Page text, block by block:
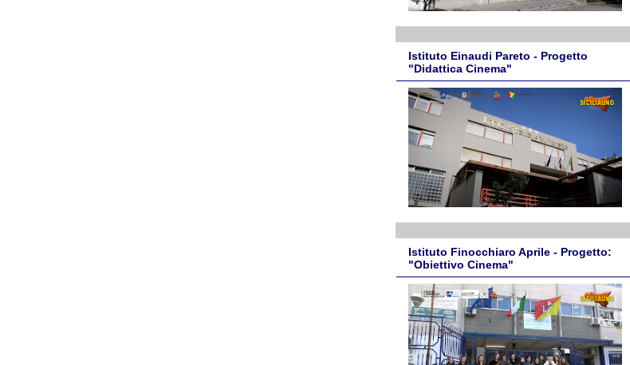
Istituto Einaudi Pareto - Progetto
"Didattica Cinema"
Istituto Finocchiaro Aprile - Progetto:
"Obiettivo Cinema"